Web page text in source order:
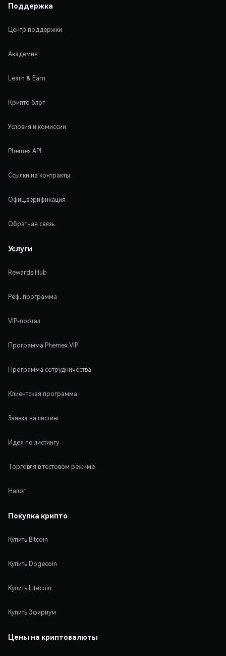
Поддержка
Центр поддержки
Академия
Learn & Earn
Крипто блог
Условия и комиссии
Phemex API
Ссылки на контракты
Офиц.верификация
Обратная связь
Услуги
Rewards Hub
Реф. программа
VIP-портал
Программа Phemex VIP
Программа сотрудничества
Клиентская программа
Заявка на листинг
Идея по листингу
Торговля в тестовом режиме
Налог
Покупка крипто
Купить Bitcoin
Купить Dogecoin
Купить Litecoin
Купить Эфириум
Цены на криптовалюты